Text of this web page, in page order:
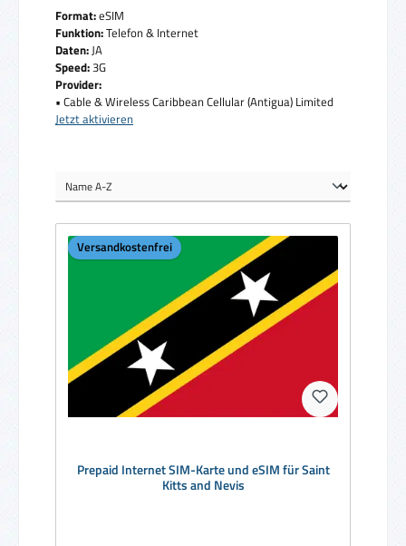
Format:eSIM
Funktion:Telefon & Internet
Daten:JA
Speed:3G
Provider:
• Cable & Wireless Caribbean Cellular (Antigua) Limited
Jetzt aktivieren
Versandkostenfrei
Prepaid Internet SIM-Karte und eSIM für Saint
Kitts and Nevis